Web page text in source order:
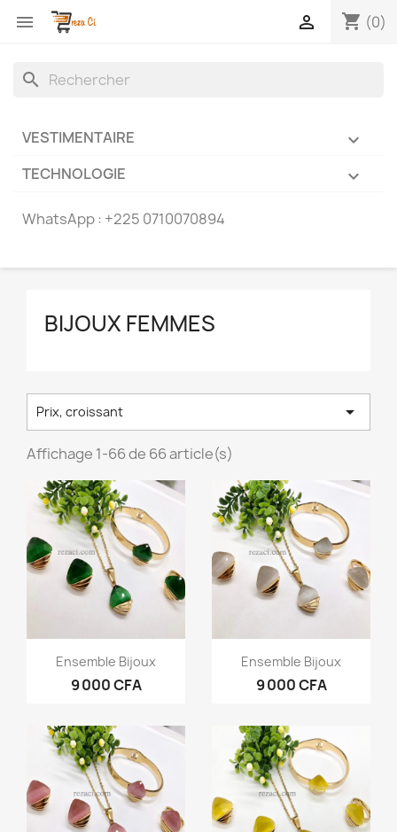
 shopping_cart (0)

search

VESTIMENTAIRE

TECHNOLOGIE
WhatsApp : +225 0710070894
BIJOUX FEMMES
Prix, croissant 
Affichage 1-66 de 66 article(s)
Aperçu rapide
Ensemble Bijoux
9 000 CFA
Aperçu rapide
Ensemble Bijoux
9 000 CFA